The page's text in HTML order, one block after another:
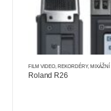
FILM VIDEO, REKORDÉRY, MIXÁŽNÍ
Roland R26